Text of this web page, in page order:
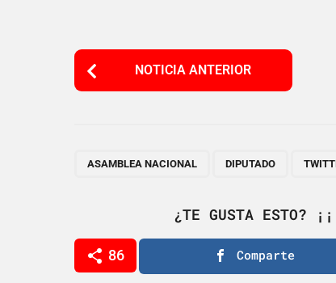
P
o
P
i
n
NOTICIA ANTERIOR
ASAMBLEA NACIONAL DIPUTADO
¿TE GUSTA ESTO?
86 Comparte